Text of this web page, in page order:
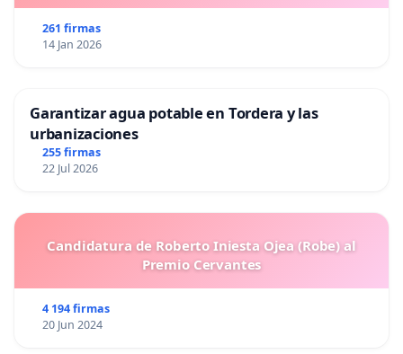
261 firmas
14 Jan 2026
Garantizar agua potable en Tordera y las
urbanizaciones
255 firmas
22 Jul 2026
Candidatura de Roberto Iniesta Ojea (Robe) al
Premio Cervantes
4 194 firmas
20 Jun 2024